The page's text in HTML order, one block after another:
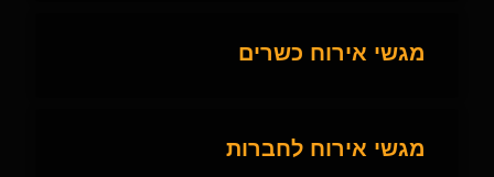
מגשי אירוח כשרים
מגשי אירוח לחברות